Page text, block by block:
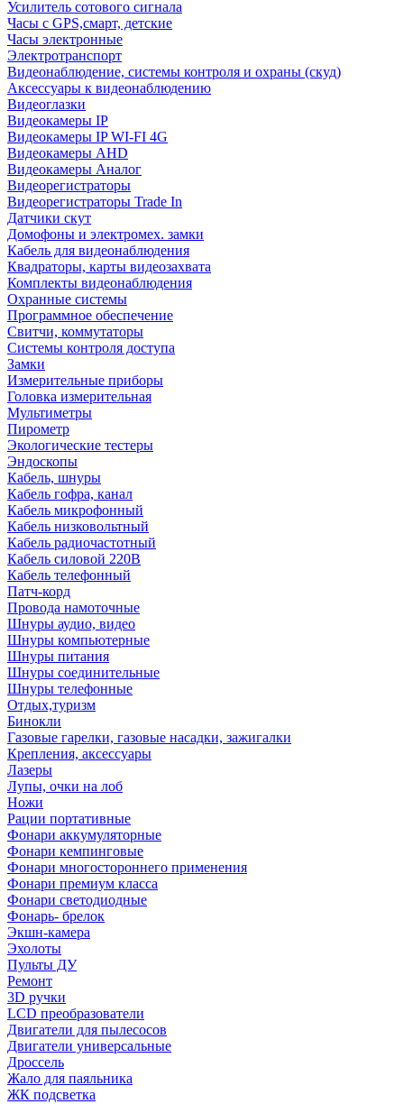
Усилитель сотового сигнала
Часы с GPS,смарт, детские
Часы электронные
Электротранспорт
Видеонаблюдение, системы контроля и охраны (скуд)
Аксессуары к видеонаблюдению
Видеоглазки
Видеокамеры IP
Видеокамеры IP WI-FI 4G
Видеокамеры AHD
Видеокамеры Аналог
Видеорегистраторы
Видеорегистраторы Trade In
Датчики скут
Домофоны и электромех. замки
Кабель для видеонаблюдения
Квадраторы, карты видеозахвата
Комплекты видеонаблюдения
Охранные системы
Программное обеспечение
Свитчи, коммутаторы
Системы контроля доступа
Замки
Измерительные приборы
Головка измерительная
Мультиметры
Пирометр
Экологические тестеры
Эндоскопы
Кабель, шнуры
Кабель гофра, канал
Кабель микрофонный
Кабель низковольтный
Кабель радиочастотный
Кабель силовой 220В
Кабель телефонный
Патч-корд
Провода намоточные
Шнуры аудио, видео
Шнуры компьютерные
Шнуры питания
Шнуры соединительные
Шнуры телефонные
Отдых,туризм
Бинокли
Газовые гарелки, газовые насадки, зажигалки
Крепления, аксессуары
Лазеры
Лупы, очки на лоб
Ножи
Рации портативные
Фонари аккумуляторные
Фонари кемпинговые
Фонари многостороннего применения
Фонари премиум класса
Фонари светодиодные
Фонарь- брелок
Экшн-камера
Эхолоты
Пульты ДУ
Ремонт
3D ручки
LCD преобразователи
Двигатели для пылесосов
Двигатели универсальные
Дроссель
Жало для паяльника
ЖК подсветка